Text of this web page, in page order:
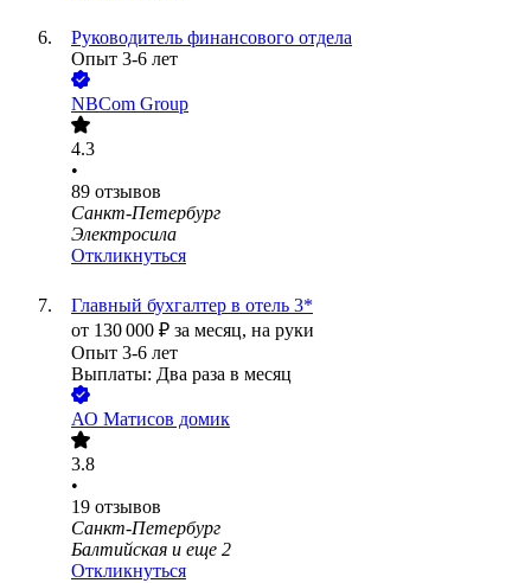
Руководитель финансового отдела
Опыт 3-6 лет
NBCom Group
4.3
•
89 отзывов
Санкт-Петербург
Электросила
Откликнуться
Главный бухгалтер в отель 3*
от 130 000 ₽ за месяц, на руки
Опыт 3-6 лет
Выплаты: Два раза в месяц
АО Матисов домик
3.8
•
19 отзывов
Санкт-Петербург
Балтийская и еще 2
Откликнуться